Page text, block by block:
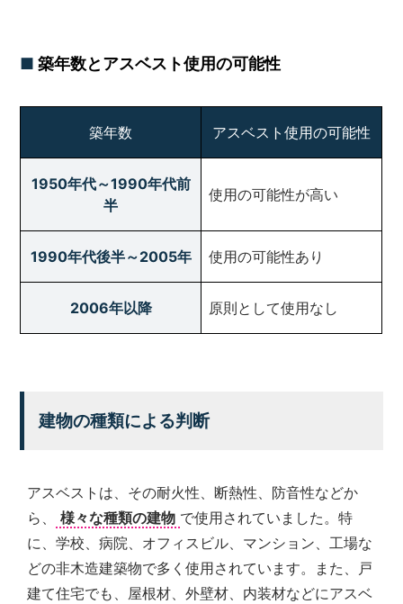
築年数とアスベスト使用の可能性
築年数 アスベスト使用の可能性
1950年代～1990年代前
半
使用の可能性が高い
1990年代後半～2005年 使用の可能性あり
2006年以降 原則として使用なし
建物の種類による判断
アスベストは、その耐火性、断熱性、防音性などか
ら、
様々な種類の建物 で使用されていました。特
に、学校、病院、オフィスビル、マンション、工場な
どの非木造建築物で多く使用されています。また、戸
建て住宅でも、屋根材、外壁材、内装材などにアスベ